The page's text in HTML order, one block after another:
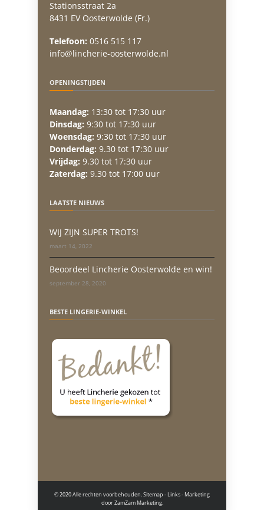
Stationsstraat 2a
8431 EV Oosterwolde (Fr.)
Telefoon: 0516 515 117
info@lincherie-oosterwolde.nl
OPENINGSTIJDEN
Maandag: 13:30 tot 17:30 uur
Dinsdag: 9:30 tot 17:30 uur
Woensdag: 9:30 tot 17:30 uur
Donderdag: 9.30 tot 17:30 uur
Vrijdag: 9.30 tot 17:30 uur
Zaterdag: 9.30 tot 17:00 uur
LAATSTE NIEUWS
WIJ ZIJN SUPER TROTS!
maart 14, 2022
Beoordeel Lincherie Oosterwolde en win!
september 28, 2020
BESTE LINGERIE-WINKEL
© 2020 Alle rechten voorbehouden.Sitemap - Links- Marketing
doorZamZam Marketing.